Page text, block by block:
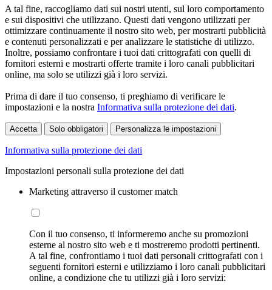
A tal fine, raccogliamo dati sui nostri utenti, sul loro comportamento
e sui dispositivi che utilizzano. Questi dati vengono utilizzati per
ottimizzare continuamente il nostro sito web, per mostrarti pubblicità
e contenuti personalizzati e per analizzare le statistiche di utilizzo.
Inoltre, possiamo confrontare i tuoi dati crittografati con quelli di
fornitori esterni e mostrarti offerte tramite i loro canali pubblicitari
online, ma solo se utilizzi già i loro servizi.
Prima di dare il tuo consenso, ti preghiamo di verificare le
impostazioni e la nostra Informativa sulla protezione dei dati.
Accetta Solo obbligatori Personalizza le impostazioni
Informativa sulla protezione dei dati
Impostazioni personali sulla protezione dei dati
Marketing attraverso il customer match
Con il tuo consenso, ti informeremo anche su promozioni
esterne al nostro sito web e ti mostreremo prodotti pertinenti.
A tal fine, confrontiamo i tuoi dati personali crittografati con i
seguenti fornitori esterni e utilizziamo i loro canali pubblicitari
online, a condizione che tu utilizzi già i loro servizi: